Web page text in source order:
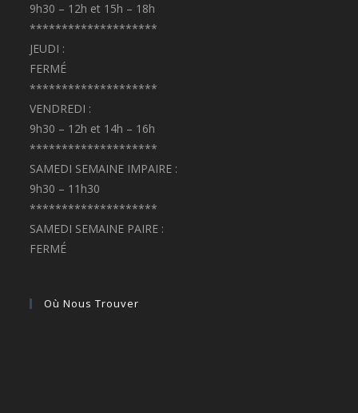
9h30 – 12h et 15h – 18h
********************
JEUDI :
FERMÉ
********************
VENDREDI :
9h30 – 12h et 14h – 16h
********************
SAMEDI SEMAINE IMPAIRE :
9h30 – 11h30
********************
SAMEDI SEMAINE PAIRE :
FERMÉ
Où Nous Trouver